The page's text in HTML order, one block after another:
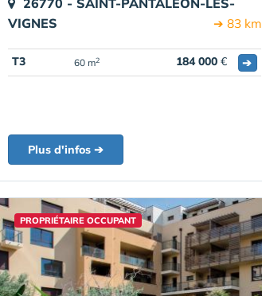
26770 - SAINT-PANTALÉON-LES-
VIGNES
➔ 83 km
T3 60 m2 184 000 € ➔
Plus d'infos ➔
PROPRIÉTAIRE OCCUPANT